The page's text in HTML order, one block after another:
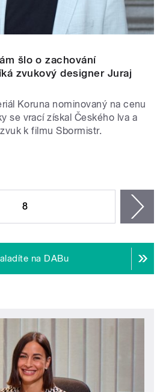
šlo o zachování
zvukový designer Juraj
Koruna nominovaný na cenu
se vrací získal Českého lva a
k filmu Sbormistr.
8
na DABu